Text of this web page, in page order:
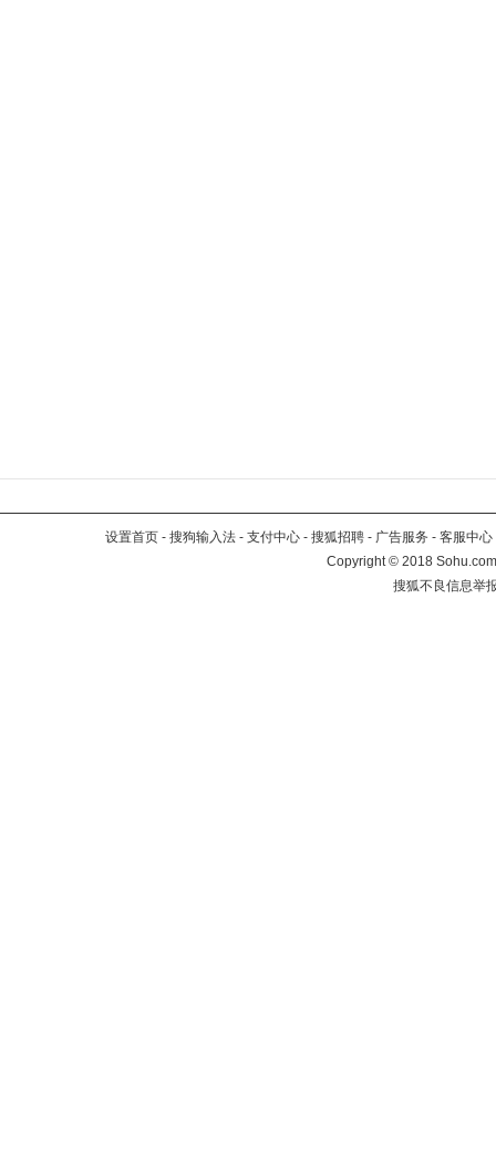
设置首页 - 搜狗输入法 - 支付中心 - 搜狐招聘 - 广告服务 - 客服中心
Copyright©2018
搜狐不良信息举